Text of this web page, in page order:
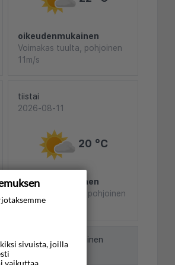
oikeudenmukainen
Voimakas tuulta, pohjoinen
11m/s
tiistai
2026-08-11
20 °C
oikeudenmukainen
Hento tuulenvire, pohjoinen
3m/s
Norjan meteorologinen
sivuista, joilla
vaikuttaa